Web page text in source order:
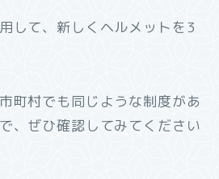
して、新しくヘルメットを3
町村でも同じような制度があ
、ぜひ確認してみてください